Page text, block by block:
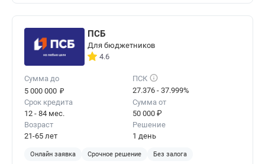
ПСБ
Для бюджетников
4.6
Сумма до
5 000 000 ₽
ПСК
27.376 - 37.999%
Срок кредита
12 - 84 мес.
Сумма от
50 000 ₽
Возраст
21-65 лет
Решение
1 день
Онлайн заявка Срочное решение Без залога